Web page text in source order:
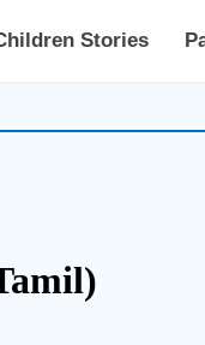
Stories